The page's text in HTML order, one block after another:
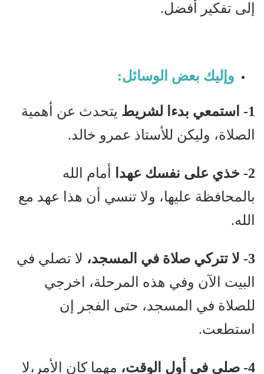
إلى تفكير أفضل.
وإليك بعض الوسائل:
1- استمعي بدءا لشريط
يتحدث عن أهمية
الصلاة، وليكن للأستاذ عمرو خالد.
2- خذي على نفسك عهدا
أمام الله
بالمحافظة عليها، ولا تنسي أن هذا عهد مع
الله.
3- لا تتركي صلاة في المسجد،
لا تصلي في
البيت الآن وفي هذه المرحلة، اخرجي
للصلاة في المسجد، حتى الفجر إن
استطعت.
4- صلي في أول الوقت، مهما كان الأمر،لا